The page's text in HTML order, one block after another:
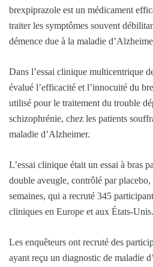
brexpiprazole est un médicament
traiter les symptômes souvent
démence due à la maladie
Dans l’essai clinique multicentrique
évalué l’efficacité et l’innocuité du
utilisé pour le traitement du trouble
schizophrénie, chez les patients
maladie d’Alzheimer.
L’essai clinique était un essai à bras
double aveugle, contrôlé par placebo,
semaines, qui a recruté 345
cliniques en Europe et aux États-Unis.
Les enquêteurs ont recruté des
ayant reçu un diagnostic de maladie